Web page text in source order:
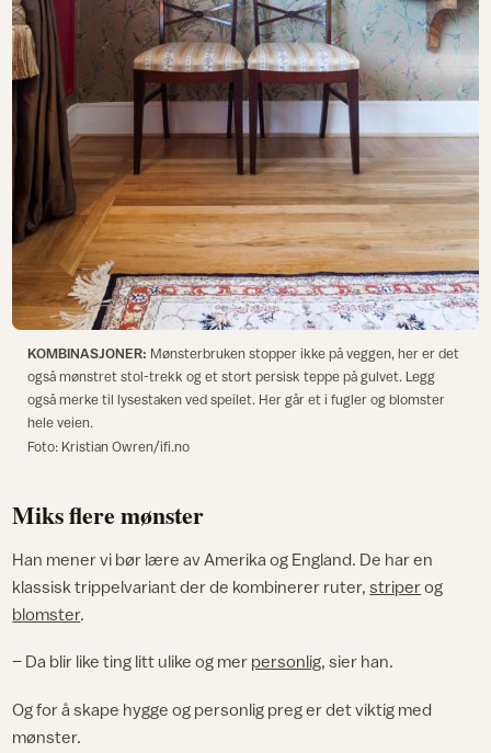
KOMBINASJONER: Mønsterbruken stopper ikke på veggen, her er det
også mønstret stol-trekk og et stort persisk teppe på gulvet. Legg
også merke til lysestaken ved speilet. Her går et i fugler og blomster
hele veien.
Foto: Kristian Owren/ifi.no
Miks flere mønster
Han mener vi bør lære av Amerika og England. De har en
klassisk trippelvariant der de kombinerer ruter,striperog
blomster.
– Da blir like ting litt ulike og mer personlig, sier han.
Og for å skape hygge og personlig preg er det viktig med
mønster.